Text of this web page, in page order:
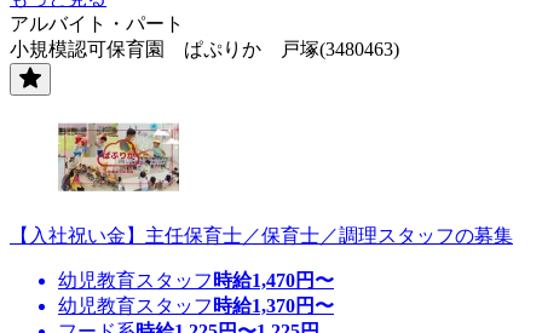
アルバイト・パート
小規模認可保育園 ぱぷりか 戸塚(3480463)
【入社祝い金】主任保育士／保育士／調理スタッフの募集
幼児教育スタッフ 時給1,470円〜
幼児教育スタッフ 時給1,370円〜